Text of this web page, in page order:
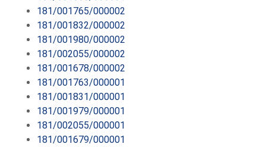
181/001765/000002
181/001832/000002
181/001980/000002
181/002055/000002
181/001678/000002
181/001763/000001
181/001831/000001
181/001979/000001
181/002055/000001
181/001679/000001